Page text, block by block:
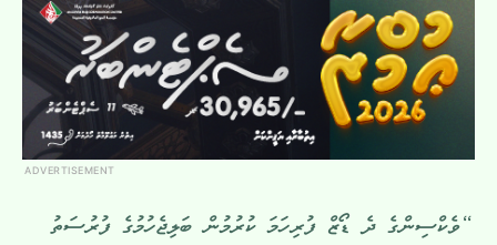
ADVERTISEMENT
“ވެކްސިންގެ ދެ ޑޯޒް ފުރިހަމަ ކުރުމުން ބަލިޖެހުމުގެ ފުރުސަތު